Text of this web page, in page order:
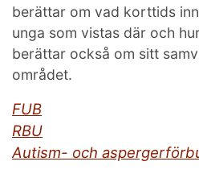
berättar om vad korttids
unga som vistas där och
berättar också om sitt
området.
FUB
RBU
Autism- och